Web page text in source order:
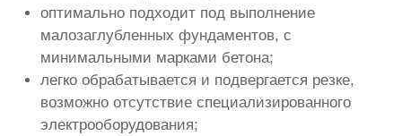
оптимально подходит под выполнение
малозаглубленных фундаментов, с
минимальными марками бетона;
легко обрабатывается и подвергается резке,
возможно отсутствие специализированного
электрооборудования;